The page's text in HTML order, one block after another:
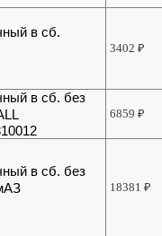
в сб.
3402₽
в сб. без
6859₽
в сб. без
18381₽